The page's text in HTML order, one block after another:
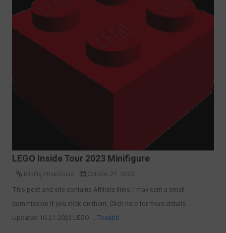
LEGO Inside Tour 2023 Minifigure
Minifig Price Guide October 21, 2023
This post and site contains Affiliate links. I may earn a small
commission if you click on them. Click here for more details.
Updated 10-21-2023 LEGO ...Tovább